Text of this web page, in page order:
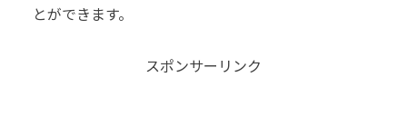
とができます。
スポンサーリンク